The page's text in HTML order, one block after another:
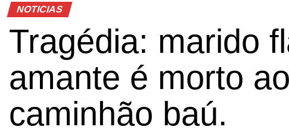
NOTICIAS
Tragédia: marido
amante é morto
caminhão baú.